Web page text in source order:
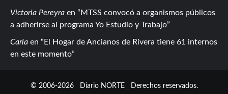
Victoria Pereyra en
MTSS convocó a organismos públicos
a adherirse al programa Yo Estudio y Trabajo
Carla en
El Hogar de Ancianos de Rivera tiene 61 internos
en este momento
© 2006-2026 Diario NORTEDerechos reservados.